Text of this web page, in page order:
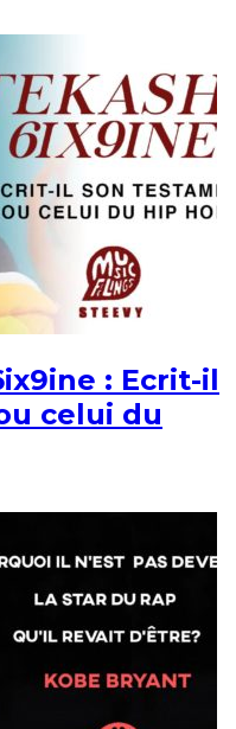
: Ecrit-il
celui du